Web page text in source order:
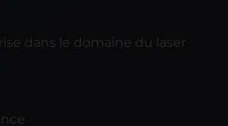
dans le domaine du laser